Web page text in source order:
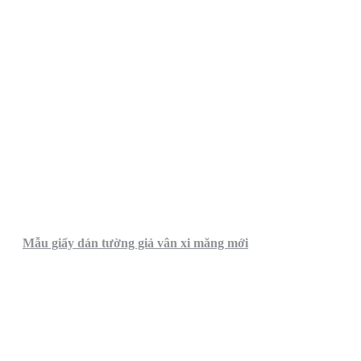
Mẫu giấy dán tường giả vân xi măng mới